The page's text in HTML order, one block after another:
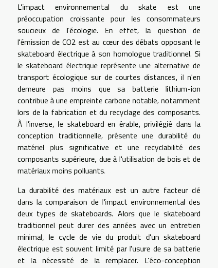
L'impact environnemental du skate est une
préoccupation croissante pour les consommateurs
soucieux de l'écologie. En effet, la question de
l'émission de CO2 est au cœur des débats opposant le
skateboard électrique à son homologue traditionnel. Si
le skateboard électrique représente une alternative de
transport écologique sur de courtes distances, il n'en
demeure pas moins que sa batterie lithium-ion
contribue à une empreinte carbone notable, notamment
lors de la fabrication et du recyclage des composants.
À l'inverse, le skateboard en érable, privilégié dans la
conception traditionnelle, présente une durabilité du
matériel plus significative et une recyclabilité des
composants supérieure, due à l'utilisation de bois et de
matériaux moins polluants.
La durabilité des matériaux est un autre facteur clé
dans la comparaison de l'impact environnemental des
deux types de skateboards. Alors que le skateboard
traditionnel peut durer des années avec un entretien
minimal, le cycle de vie du produit d'un skateboard
électrique est souvent limité par l'usure de sa batterie
et la nécessité de la remplacer. L'éco-conception